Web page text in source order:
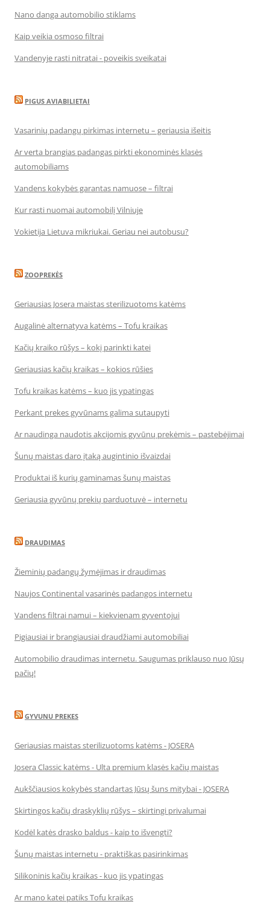
Nano danga automobilio stiklams
Kaip veikia osmoso filtrai
Vandenyje rasti nitratai - poveikis sveikatai
PIGUS AVIABILIETAI
Vasarinių padangų pirkimas internetu – geriausia išeitis
Ar verta brangias padangas pirkti ekonominės klasės
automobiliams
Vandens kokybės garantas namuose – filtrai
Kur rasti nuomai automobilį Vilniuje
Vokietija Lietuva mikriukai. Geriau nei autobusu?
ZOOPREKĖS
Geriausias Josera maistas sterilizuotoms katėms
Augalinė alternatyva katėms – Tofu kraikas
Kačių kraiko rūšys – kokį parinkti katei
Geriausias kačių kraikas – kokios rūšies
Tofu kraikas katėms – kuo jis ypatingas
Perkant prekes gyvūnams galima sutaupyti
Ar naudinga naudotis akcijomis gyvūnų prekėmis – pastebėjimai
Šunų maistas daro įtaką augintinio išvaizdai
Produktai iš kurių gaminamas šunų maistas
Geriausia gyvūnų prekių parduotuvė – internetu
DRAUDIMAS
Žieminių padangų žymėjimas ir draudimas
Naujos Continental vasarinės padangos internetu
Vandens filtrai namui – kiekvienam gyventojui
Pigiausiai ir brangiausiai draudžiami automobiliai
Automobilio draudimas internetu. Saugumas priklauso nuo Jūsų
pačių!
GYVUNU PREKES
Geriausias maistas sterilizuotoms katėms - JOSERA
Josera Classic katėms - Ulta premium klasės kačių maistas
Aukščiausios kokybės standartas Jūsų šuns mitybai - JOSERA
Skirtingos kačių draskyklių rūšys – skirtingi privalumai
Kodėl katės drasko baldus - kaip to išvengti?
Šunų maistas internetu - praktiškas pasirinkimas
Silikoninis kačių kraikas - kuo jis ypatingas
Ar mano katei patiks Tofu kraikas